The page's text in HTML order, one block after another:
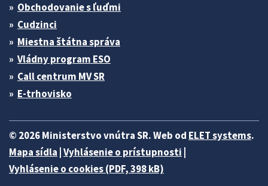
Obchodovanie s ľuďmi
Cudzinci
Miestna štátna správa
Vládny program ESO
Call centrum MV SR
E-trhovisko
© 2026 Ministerstvo vnútra SR. Web od ELET systems.
Mapa sídla Vyhlásenie o prístupnosti
Vyhlásenie o cookies (PDF, 398 kB)